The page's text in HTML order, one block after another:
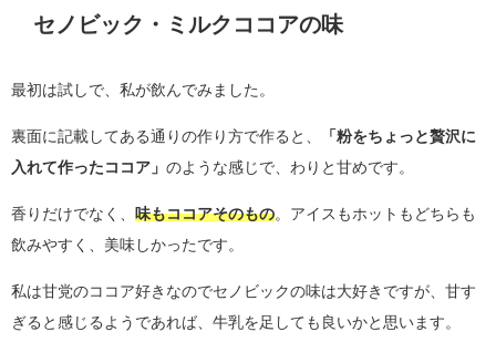
セノビック・ミルクココアの味
最初は試しで、私が飲んでみました。
裏面に記載してある通りの作り方で作ると、
「粉をちょっと贅沢に
入れて作ったココア」 のような感じで、わりと甘めです。
香りだけでなく、 味もココアそのもの 。アイスもホットもどちらも
飲みやすく、美味しかったです。
私は甘党のココア好きなのでセノビックの味は大好きですが、甘す
ぎると感じるようであれば、牛乳を足しても良いかと思います。